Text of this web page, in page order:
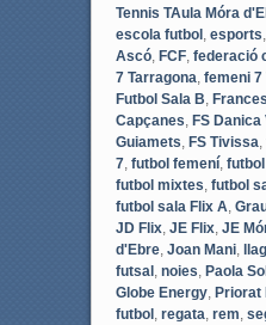
Tennis TAula Móra
escola futbol , esports,
Ascó, FCF, federació
7 Tarragona, femeni 7
Futbol Sala B,
Capçanes, FS
Guiamets, FS Tivissa,
7, futbol femení,
futbol mixtes, futbol
futbol sala Flix A,
JD Flix, JE Flix, JE
d'Ebre, Joan Mani,
futsal , noies, Paola
Globe Energy, Priorat
futbol , regata, rem,